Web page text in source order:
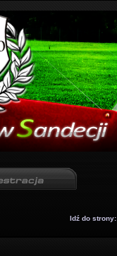
Idź do strony: